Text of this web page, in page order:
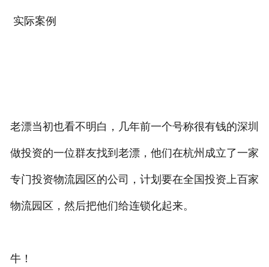
实际案例
老漂当初也看不明白，几年前一个号称很有钱的深圳
做投资的一位群友找到老漂，他们在杭州成立了一家
专门投资物流园区的公司，计划要在全国投资上百家
物流园区，然后把他们给连锁化起来。
牛！